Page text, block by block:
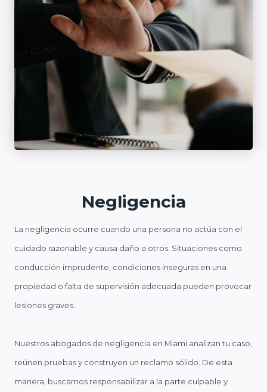
Negligencia
La negligencia ocurre cuando una persona no actúa con el
cuidado razonable y causa daño a otros. Situaciones como
conducción imprudente, condiciones inseguras en una
propiedad o falta de supervisión adecuada pueden provocar
lesiones graves.
Nuestros abogados de negligencia en Miami analizan tu caso,
reúnen pruebas y construyen un reclamo sólido. De esta
manera, buscamos responsabilizar a la parte culpable y